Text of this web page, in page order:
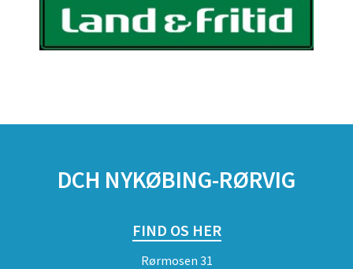
DCH NYKØBING-RØRVIG
FIND OS HER
Rørmosen 31